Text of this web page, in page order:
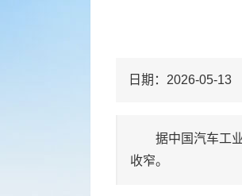
日期：2026-05-
据中国汽车工业
收窄。